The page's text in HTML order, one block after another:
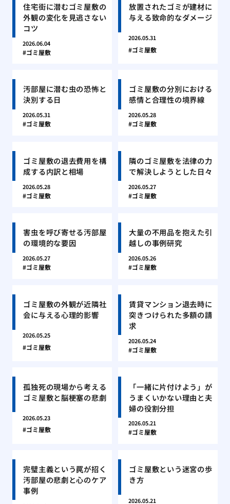
住宅街に潜むゴミ屋敷の
外観の変化を見逃さない
コツ
2026.06.04
ゴミ屋敷
放置されたゴミが建材に
与える致命的なダメージ
2026.05.31
ゴミ屋敷
汚部屋に潜む虫の恐怖と
決別する日
2026.05.31
ゴミ屋敷
ゴミ屋敷の分別における
感情と合理性の境界線
2026.05.28
ゴミ屋敷
ゴミ屋敷の退去費用を構
成する内訳と相場
2026.05.28
ゴミ屋敷
隣のゴミ屋敷を法律の力
で解決しようとした日々
2026.05.27
ゴミ屋敷
害虫を呼び寄せる汚部屋
の環境的な要因
2026.05.27
ゴミ屋敷
大量の不用品を抱えた引
越しの事例研究
2026.05.26
ゴミ屋敷
ゴミ屋敷の外観が近隣社
会に与える心理的影響
2026.05.25
ゴミ屋敷
賃貸マンション退去時に
突きつけられた多額の請
求
2026.05.24
ゴミ屋敷
孤独死の現場から考える
ゴミ屋敷と脳梗塞の悲劇
2026.05.23
ゴミ屋敷
「一緒に片付けよう」が
うまくいかない理由と夫
婦の役割分担
2026.05.21
ゴミ屋敷
完璧主義という罠が招く
汚部屋の悲劇と心のケア
事例
ゴミ屋敷という迷宮の歩
き方
2026.05.21